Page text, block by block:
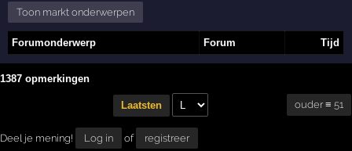
Toon markt onderwerpen
Forumonderwerp Forum Tijd
1387 opmerkingen
Laatsten ouder ≡ 51
Deel je mening! Log in of registreer